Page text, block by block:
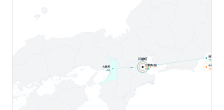
三重県(他)
+26
大阪府
+16
川越町
関東
+196
中部
-21